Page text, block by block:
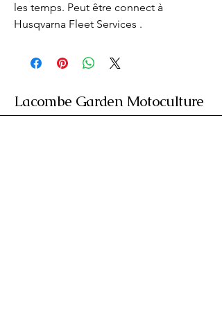
les temps. Peut être connect à
Husqvarna Fleet Services .
Lacombe Garden Motoculture